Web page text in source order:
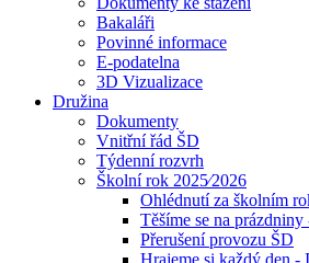
Bakaláři
Povinné informace
E-podatelna
3D Vizualizace
Družina
Dokumenty
Vnitřní řád ŠD
Týdenní rozvrh
Školní rok 2025⁄2026
Ohlédnutí za školním
Těšíme se na prázdniny
Přerušení provozu ŠD
Hrajeme si každý den -